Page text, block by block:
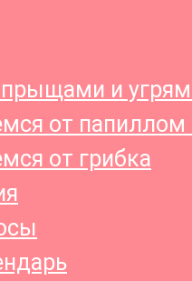
прыщами и
от папиллом
от грибка